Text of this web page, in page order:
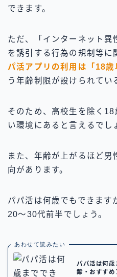
できます。
ただ、「インターネット異
を誘引する行為の規制等に
パ活アプリの利用は「18歳
う年齢制限が設けられてい
そのため、高校生を除く
い環境にあると言えるでし
また、年齢が上がるほど
向があります。
パパ活は何歳でもできます
20〜30代前半でしょう。
あわせて読みたい
パパ活は何歳
齢・おすすめ